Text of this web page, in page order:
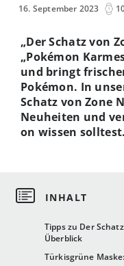
16. September 2023
Tipps zu Der
Überblick
Türkisgrüne
„Der Schatz von
„Pokémon
und bringt
Pokémon. In
Schatz von Zone
Neuheiten und
on wissen solltest.